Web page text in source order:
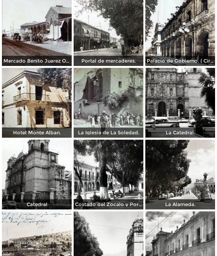
Mercado Benito Juarez Oaxaca 1899 Portal de mercaderes. Palacio de Gobierno. ( Circulada el 3 de Febrero de 1933 ).
Hotel Monte Alban. La Iglesia de La Soledad. La Catedral.
Catedral Costado del Zocalo y Portal de Mercaderes. La Alameda.